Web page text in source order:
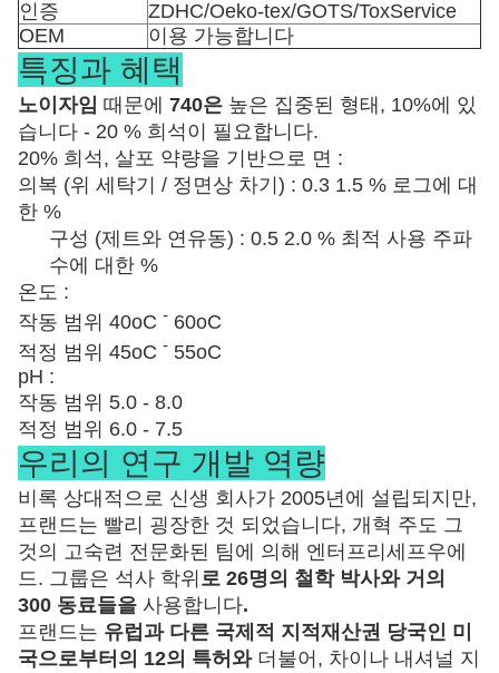
인증
ZDHC/Oeko-tex/GOTS/ToxService
OEM
이용 가능합니다
특징과 혜택
노이자임 때문에 740은 높은 집중된 형태, 10%에 있
습니다 - 20 % 희석이 필요합니다.
20% 희석, 살포 약량을 기반으로 면 :
의복 (위 세탁기 / 정면상 차기) : 0.3 1.5 % 로그에 대
한 %
구성 (제트와 연유동) : 0.5 2.0 % 최적 사용 주파
수에 대한 %
온도 :
작동 범위 40oC - 60oC
적정 범위 45oC - 55oC
pH :
작동 범위 5.0 - 8.0
적정 범위 6.0 - 7.5
우리의 연구 개발 역량
비록 상대적으로 신생 회사가 2005년에 설립되지만,
프랜드는 빨리 굉장한 것 되었습니다, 개혁 주도 그
것의 고숙련 전문화된 팀에 의해 엔터프리세프우에
드. 그룹은 석사 학위 로 26명의 철학 박사와 거의
300 동료들을 사용합니다.
프랜드는 유럽과 다른 국제적 지적재산권 당국인 미
국으로부터의 12의 특허와더불어, 차이나 내셔널 지